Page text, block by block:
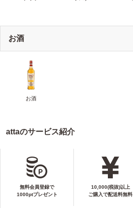
お酒
お酒
attaのサービス紹介
無料会員登録で
1000ptプレゼント
10,000(税抜)以上
ご購入で配送料無料